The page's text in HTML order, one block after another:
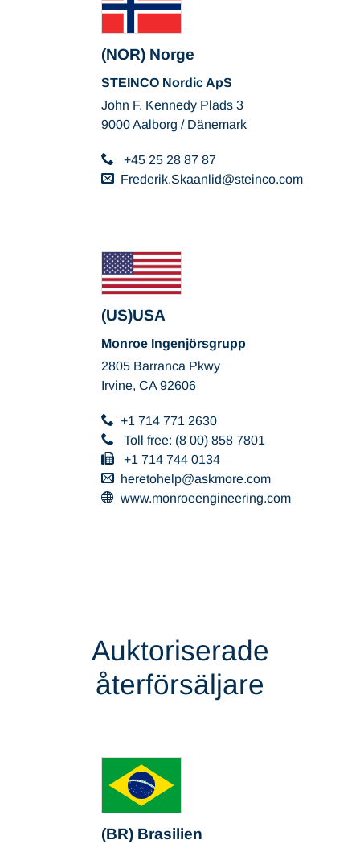
(NOR) Norge
STEINCO Nordic ApS
John F. Kennedy Plads 3
9000 Aalborg / Dänemark
+45 25 28 87 87
Frederik.Skaanlid
steinco com
(US)USA
Monroe Ingenjörsgrupp
2805 Barranca Pkwy
Irvine, CA 92606
+1 714 771 2630
Toll free: (8 00) 858 7801
+1 714 744 0134
heretohelp
askmore com
www.monroeengineering.com
Auktoriserade
återförsäljare
(BR) Brasilien